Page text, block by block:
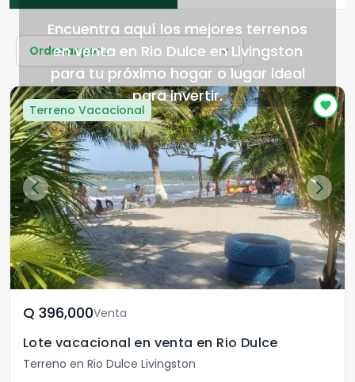
Encuentra aquí los mejores terrenos
en venta en Rio Dulce en Livingston
para tu próximo hogar o lugar ideal
para invertir.
Ordenar por...
Terreno Vacacional
Q	396,000Venta
Lote vacacional en venta en Rio Dulce
Terreno en Rio Dulce Livingston